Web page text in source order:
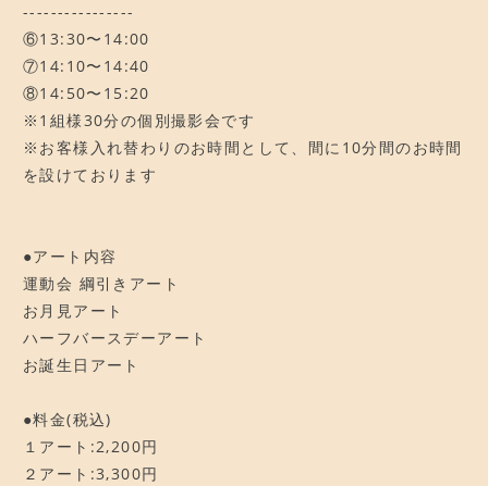
----------------
⑥13:30〜14:00
⑦14:10〜14:40
⑧14:50〜15:20
※1組様30分の個別撮影会です
※お客様入れ替わりのお時間として、間に10分間のお時間
を設けております
●アート内容
運動会 綱引きアート
お月見アート
ハーフバースデーアート
お誕生日アート
●料金(税込)
１アート:2,200円
２アート:3,300円